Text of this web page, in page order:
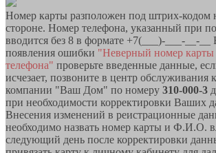
Номер карты разположен под штрих-кодом
стороне. Номер телефона, указанный при
вводится без 8 в формате +7(___)-___-__-__
появления ошибки "Неверный номер
телефона" проверьте введенные данные,
исчезает, позвоните в центр обслуживания
компании "Ваш Дом" по номеру 310-000-3
при необходимости корректировки Ваших
Внесения изменений в реистрационные
необходимо назвать номер карты и Ф.И.О.
следующий день после корректировки